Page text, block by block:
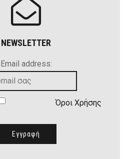
NEWSLETTER
Email address:
Όροι Χρήσης